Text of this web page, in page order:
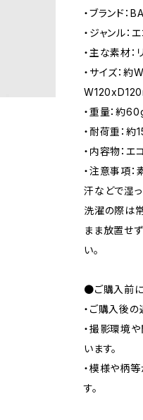
・ブランド：
・ジャンル：
・主な素材：
・サイズ：
・重量：約
・耐荷重：約
・内容物：
・注意事項
汗などで湿
洗濯の際は
まま放置せ
い。
●ご購入前
・ご購入後
・撮影環境
います。
・模様や柄
す。